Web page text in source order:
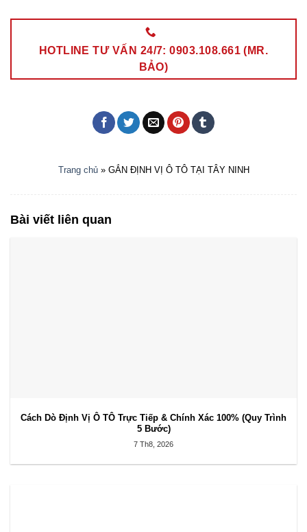
HOTLINE TƯ VẤN 24/7: 0903.108.661 (MR.
BẢO)
Trang chủ» GẮN ĐỊNH VỊ Ô TÔ TẠI TÂY NINH
Bài viết liên quan
Cách Dò Định Vị Ô TÔ Trực Tiếp & Chính Xác 100% (Quy Trình
5 Bước)
7 Th8, 2026